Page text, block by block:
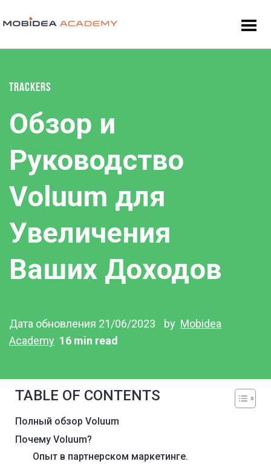
TRACKERS
Обзор и
Руководство
Voluum для
Увеличения
Ваших Доходов
Дата обновления 21/06/2023 by Mobidea
Academy 16 min read
TABLE OF CONTENTS
Полный обзор Voluum
Почему Voluum?
Опыт в партнерском маркетинге.